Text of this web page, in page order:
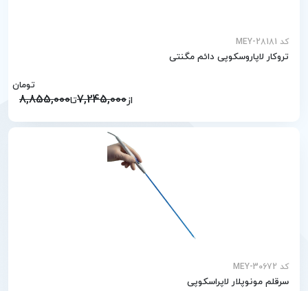
کد MEY-28181
تروکار لاپاروسکوپی دائم مگنتی
از7,245,000تا8,855,000
تومان
کد MEY-30672
سرقلم مونوپلار لاپراسکوپی